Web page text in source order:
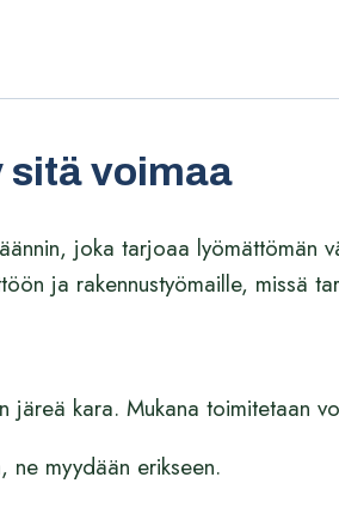
voimaa
joka tarjoaa lyömättömän
ja rakennustyömaille, missä
järeä kara. Mukana toimitetaan
ne myydään erikseen.